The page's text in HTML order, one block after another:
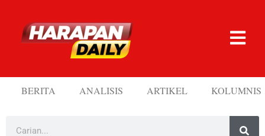
BERITA ANALISIS ARTIKEL KOLUMNIS